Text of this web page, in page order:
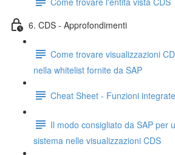
6. CDS - Approfondimenti
Come trovare visualizzazioni
nella whitelist fornite da SAP
Cheat Sheet - Funzioni
Il modo consigliato da SAP per
sistema nelle visualizzazioni CDS